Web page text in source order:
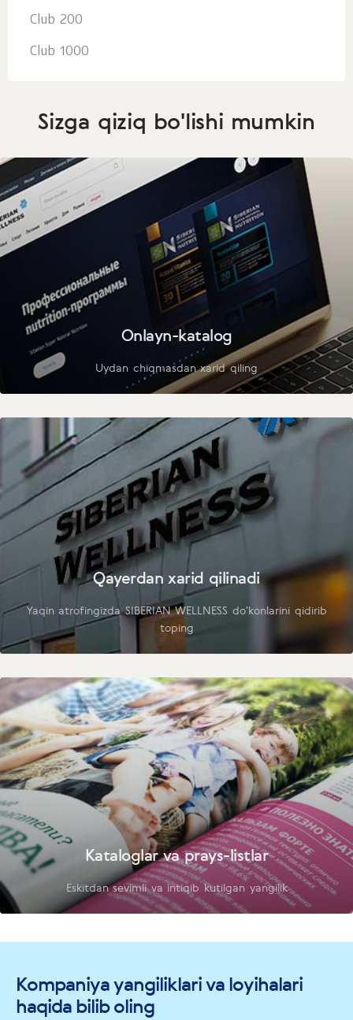
Club 200
Club 1000
Sizga qiziq bo'lishi mumkin
Onlayn-katalog
Uydan chiqmasdan xarid qiling
Qayerdan xarid qilinadi
Yaqin atrofingizda SIBERIAN WELLNESS do'konlarini qidirib
toping
Kataloglar va prays-listlar
Eskitdan sevimli va intiqib kutilgan yangilik
Kompaniya yangiliklari va loyihalari
haqida bilib oling